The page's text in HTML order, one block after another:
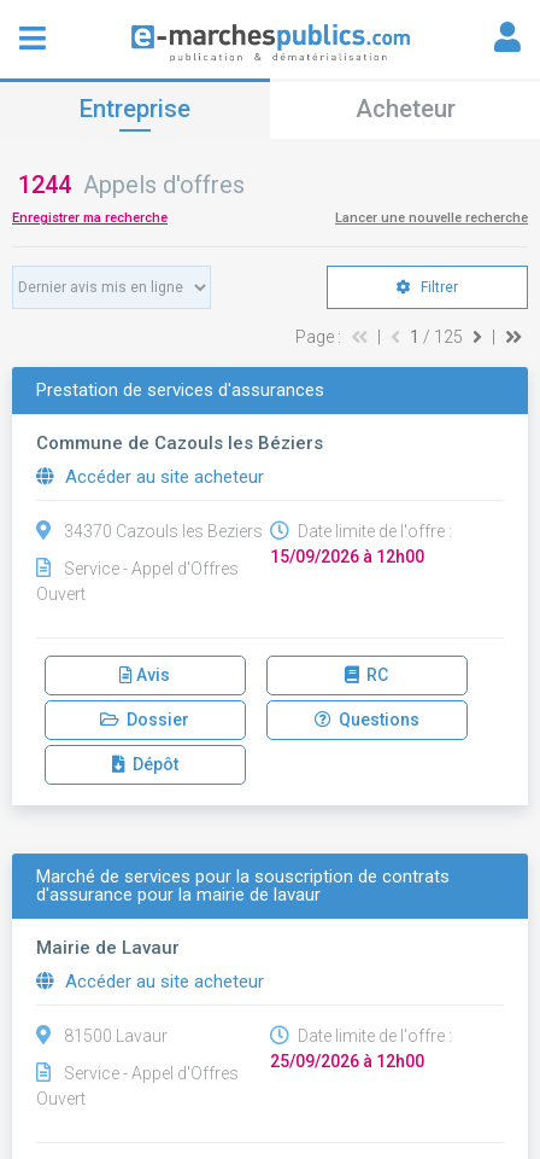
Entreprise Acheteur
1244 Appels d'offres
Enregistrer ma recherche Lancer une nouvelle recherche
Filtrer
Page : 1 / 125
Prestation de services d'assurances
Commune de Cazouls les Béziers
Accéder au site acheteur
34370 Cazouls les Beziers
Service - Appel d'Offres
Ouvert
Date limite de l'offre :
15/09/2026 à 12h00
Avis RC
Dossier Questions
Dépôt
Marché de services pour la souscription de contrats
d'assurance pour la mairie de lavaur
Mairie de Lavaur
Accéder au site acheteur
81500 Lavaur
Service - Appel d'Offres
Ouvert
Date limite de l'offre :
25/09/2026 à 12h00